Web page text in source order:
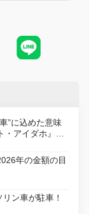
”に込めた意味
アイダホ』が
年の金額の目
ン車が駐車！